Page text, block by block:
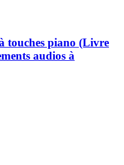
touches piano (Livre
audios à